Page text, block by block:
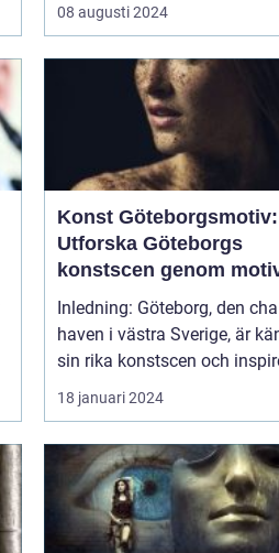
08 augusti 2024
Konst Göteborgsmotiv:
Utforska Göteborgs
konstscen genom
målningar
Inledning: Göteborg, den
haven i västra Sverige, är
sin rika konstscen och
18 januari 2024